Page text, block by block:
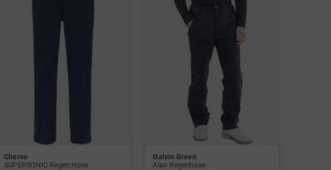
Chervo
SUPERSONIC Regen Hose
Galvin Green
Alan Regenhose